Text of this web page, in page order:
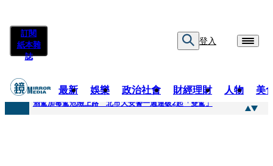
訂閱
紙本雜
誌
登入
最新 娛樂 政治社會 財經理財 人物 美
快訊
酒駕加毒駕危險上路 北市大安警一週連破2起「雙駕」